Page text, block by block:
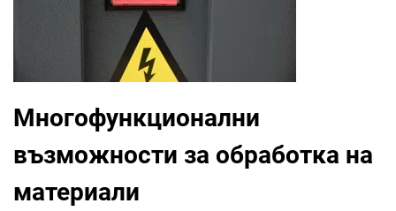
Многофункционални
възможности за обработка на
материали